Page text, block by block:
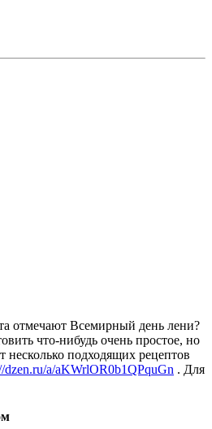
отмечают Всемирный день лени?
что-нибудь очень простое, но
несколько подходящих рецептов
dzen.ru/a/aKWrlOR0b1QPquGn . Для